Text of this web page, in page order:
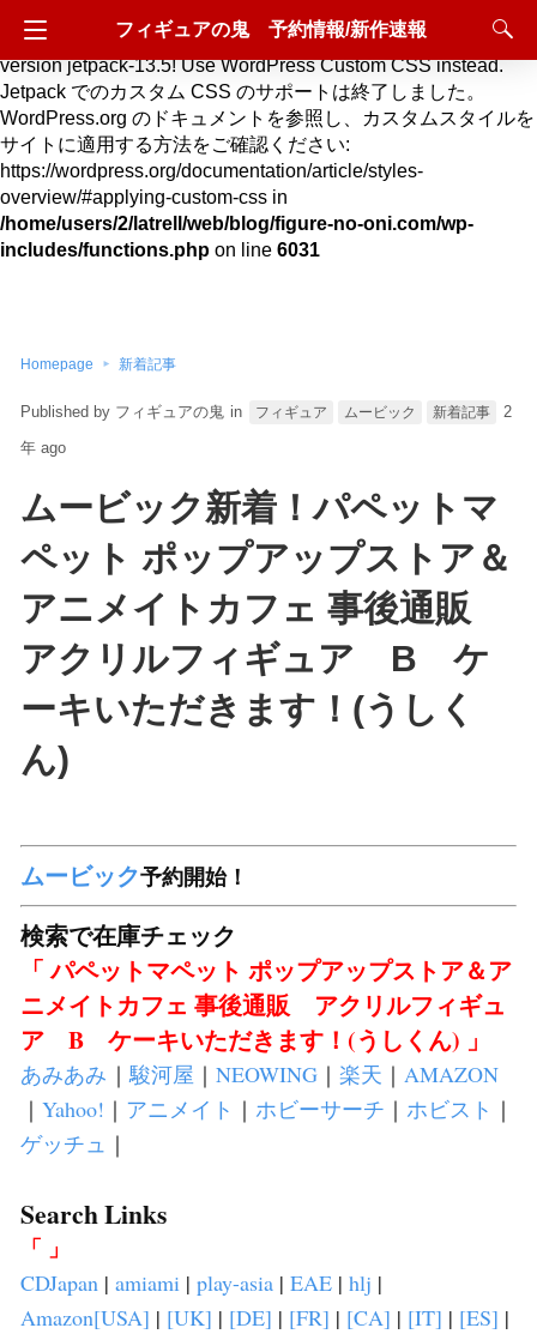
Deprecated
: Hook custom_css_loaded is deprecated since
version jetpack-13.5! Use WordPress Custom CSS instead.
Jetpack でのカスタム CSS のサポートは終了しました。
WordPress.org のドキュメントを参照し、カスタムスタイルを
サイトに適用する方法をご確認ください:
https://wordpress.org/documentation/article/styles-
overview/#applying-custom-css in
/home/users/2/latrell/web/blog/figure-no-oni.com/wp-
includes/functions.php on line 6031
フィギュアの鬼 予約情報/新作速報
Homepage 新着記事
フィギュアの鬼 in フィギュア ムービック 新着記事
2
年 ago
ムービック新着！パペットマ
ペット ポップアップストア＆
アニメイトカフェ 事後通販
アクリルフィギュア B ケ
ーキいただきます！(うしく
ん)
ムービック予約開始！
検索で在庫チェック
「 パペットマペット ポップアップストア＆ア
ニメイトカフェ 事後通販 アクリルフィギュ
ア B ケーキいただきます！(うしくん) 」
あみあみ ｜駿河屋 ｜ NEOWING ｜ 楽天 ｜ AMAZON
｜ Yahoo! ｜ アニメイト ｜ ホビーサーチ ｜ ホビスト ｜
ゲッチュ ｜
Search Links
「 」
CDJapan | amiami | play-asia | EAE | hlj |
Amazon[USA] | [UK] | [DE] | [FR] | [CA] | [IT] | [ES] |